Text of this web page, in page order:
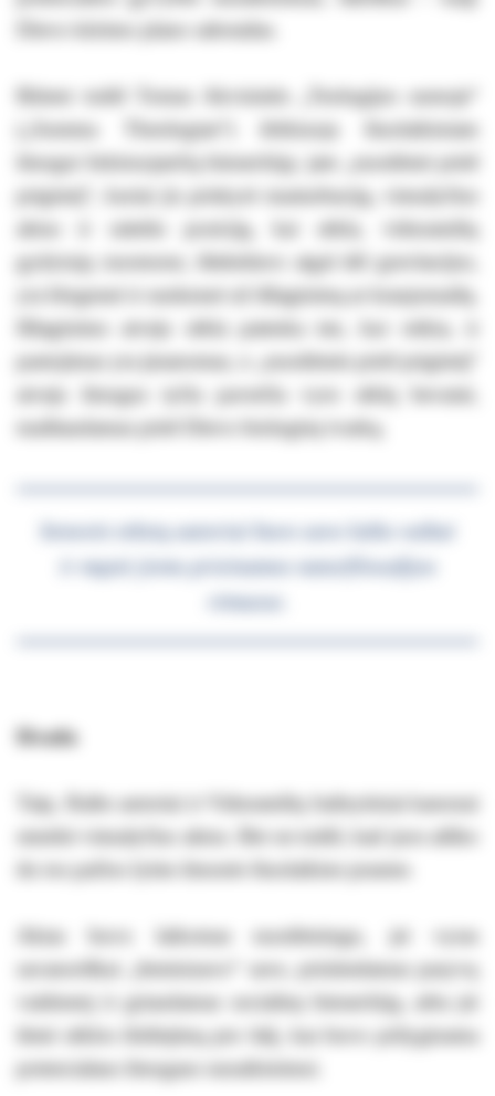
Dievo kūrimo plano sabotažas.
Būtent todėl Tomas Akvinietis „Teologijos sumoje“
(„Summa Theologiae“) išrikiuoja šiuolaikiniam
žmogui šokiruojančią hierarchiją: jam „nuodėmė prieš
prigimtį“, kuriai jis priskyrė masturbaciją, vienalyčius
aktus ir raitelio poziciją, kai sėkla, viduramžių
gydytojų nuomone, ištekėdavo atgal dėl gravitacijos,
yra blogesnė ir sunkesnė už išžaginimą ar kraujomaišą.
Išžaginimo atveju sėkla patenka ten, kur reikia, ir
pastojimas yra įmanomas, o „nuodėmės prieš prigimtį“
atveju žmogus tyčia paverčia vyro sėklą bevaisė,
maištaudamas prieš Dievo biologinę tvarką.
Senovės tekstų autoriai buvo savo laiko vaikai
ir mąstė jiems prieinamos naturfilosofijos
rėmuose.
Išvada
Taip, Rašto autoriai ir Viduramžių bažnytiniai kanonai
smerkė vienalyčius aktus. Bet ne todėl, kad juos atliko
du tos pačios lyties žmonės šiuolaikine prasme.
Aktas buvo laikomas nuodėmingu, jei vyras
savanoriškai „feminizavo“ save, prisiimdamas pasyvų
vaidmenį ir griaudamas socialinę hierarchiją, arba jei
lėmė sėklos išsiliejimą pro šalį, kas buvo prilyginama
potencialaus žmogaus sunaikinimui.